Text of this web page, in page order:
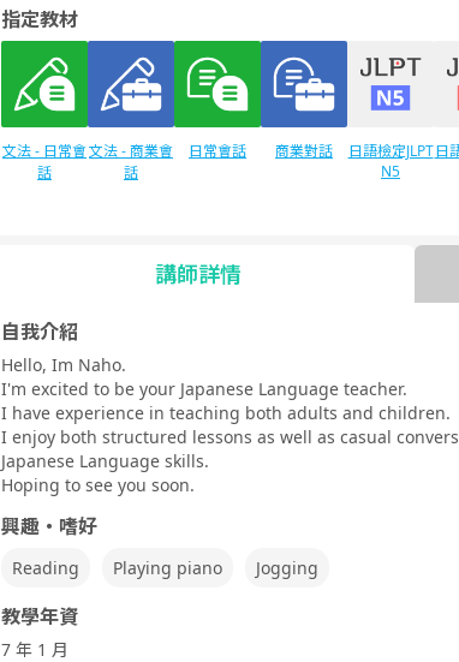
指定教材
文法 - 日常會
話
文法 - 商業會
話
日常會話 商業對話
日語檢定JLPT
N5
日
講師詳情
自我介紹
Hello, Im Naho.
I'm excited to be your Japanese Language teacher.
I have experience in teaching both adults and children.
I enjoy both structured lessons as well as casual
Japanese Language skills.
Hoping to see you soon.
興趣・嗜好
Reading Playing piano Jogging
教學年資
7 年 1 月